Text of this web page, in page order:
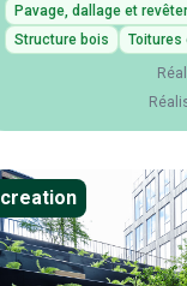
Pavage, dallage et
Structure bois
Toitures
creation